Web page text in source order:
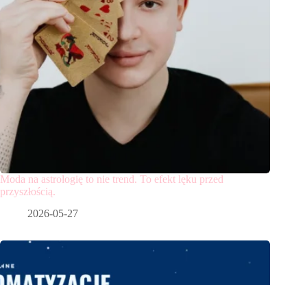
Moda na astrologię to nie trend. To efekt lęku przed
przyszłością.
2026-05-27